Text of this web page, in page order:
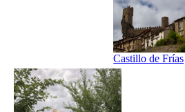
Castillo de Frías